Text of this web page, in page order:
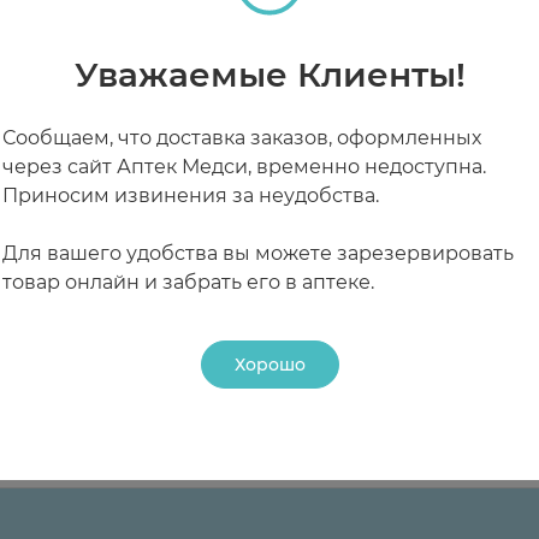
образуется рициноловая кислота, которая
для очищения кишечника перед
грудью
лактации.
заболевания кишечника (в т.ч. аппендицит), боли
детский возраст до 12 лет.
к органам малого таза.
энтероколит, привыкание.
процедуры).
чувствительностью кишечника детей к
папоротника.
Уважаемые Клиенты!
Сообщаем, что доставка заказов, оформленных
через сайт Аптек Медси, временно недоступна.
Приносим извинения за неудобства.
Для вашего удобства вы можете зарезервировать
товар онлайн и забрать его в аптеке.
Хорошо